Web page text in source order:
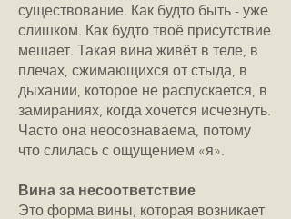
существование. Как будто быть - уже
слишком. Как будто твоё присутствие
мешает. Такая вина живёт в теле, в
плечах, сжимающихся от стыда, в
дыхании, которое не распускается, в
замираниях, когда хочется исчезнуть.
Часто она неосознаваема, потому
что слилась с ощущением «я».
Вина за несоответствие
Это форма вины, которая возникает